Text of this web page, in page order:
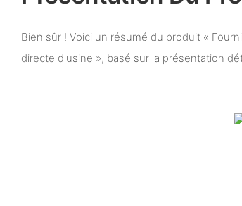
Bien sûr ! Voici un résumé du produit «
directe d'usine », basé sur la présentation